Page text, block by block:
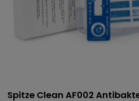
Spitze Clean AF002